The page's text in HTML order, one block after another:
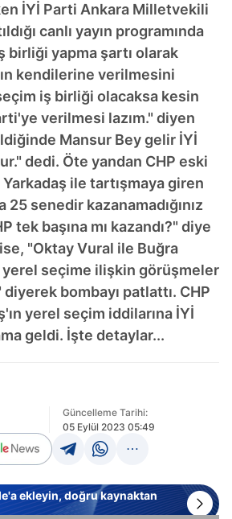
İYİ Parti Ankara Milletvekili
canlı yayın programında
birliği yapma şartı olarak
kendilerine verilmesini
iş birliği olacaksa kesin
verilmesi lazım." diyen
Mansur Bey gelir İYİ
dedi. Öte yandan CHP eski
ile tartışmaya giren
25 senedir kazanamadığınız
tek başına mı kazandı?" diye
"Oktay Vural ile Buğra
yerel seçime ilişkin görüşmeler
diyerek bombayı patlattı. CHP
yerel seçim iddilarına İYİ
geldi. İşte detaylar...
Güncelleme Tarihi:
05 Eylül 2023 05:49
ekleyin, doğru kaynaktan